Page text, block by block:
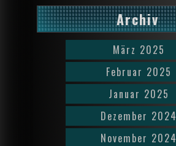
Archiv
März 2025
Februar 2025
Januar 2025
Dezember 2024
November 2024